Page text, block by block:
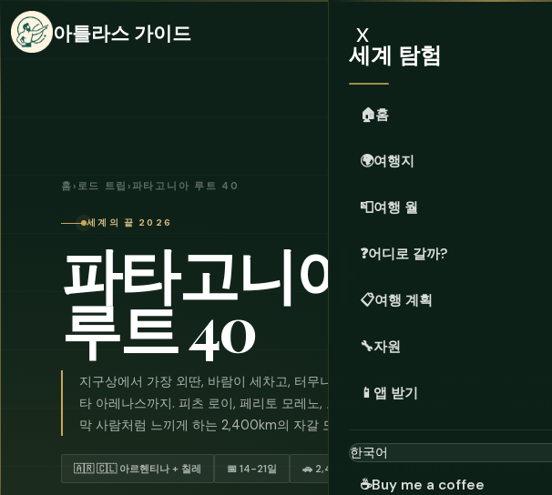
아틀라스 가이드 x
세계 탐험
🏠홈
🌍여행지
📮여행 월
❓어디로 갈까?
📋여행 계획
🔧자원
📱 앱 받기
☕Buy me a coffee
홈 › 로드 트립 ›파타고니아 루트 40
세계의 끝 2026
파타고니아
루트 40
지구상에서 가장 외딴, 바람이 세차고, 터무니없이 아름다운 풍경을 통해 바로로체에
타 아레나스까지. 피츠 로이, 페리토 모레노, 토레스 델 파이네, 그리고 당신이 세상에
막 사람처럼 느끼게 하는 2,400km의 자갈 도로.
🇦🇷 🇨🇱 아르헨티나 + 칠레 📅 14-21일 🚗 2,400 km